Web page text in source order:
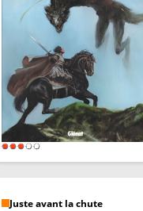
Juste avant la chute